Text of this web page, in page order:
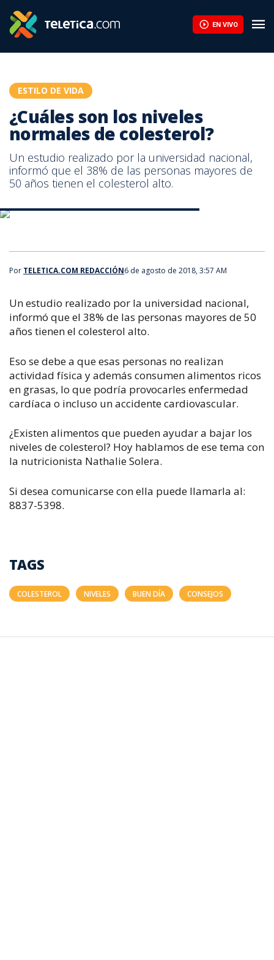
EN VIVO
ESTILO DE VIDA
¿Cuáles son los niveles
normales de colesterol?
Un estudio realizado por la universidad nacional,
informó que el 38% de las personas mayores de
50 años tienen el colesterol alto.
Por TELETICA.COM REDACCIÓN6 de agosto de 2018, 3:57 AM
Un estudio realizado por la universidad nacional,
informó que el 38% de las personas mayores de 50
años tienen el colesterol alto.
Eso se debe a que esas personas no realizan
actividad física y además consumen alimentos ricos
en grasas, lo que podría provocarles enfermedad
cardíaca o incluso un accidente cardiovascular.
¿Existen alimentos que pueden ayudar a bajar los
niveles de colesterol? Hoy hablamos de ese tema con
la nutricionista Nathalie Solera.
Si desea comunicarse con ella puede llamarla al:
8837-5398.
TAGS
COLESTEROL NIVELES BUEN DÍA CONSEJOS